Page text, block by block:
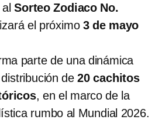
alSorteo Zodiaco No.
el próximo 3 de mayo
parte de una dinámica
de20 cachitos
, en el marco de la
rumbo al Mundial 2026.